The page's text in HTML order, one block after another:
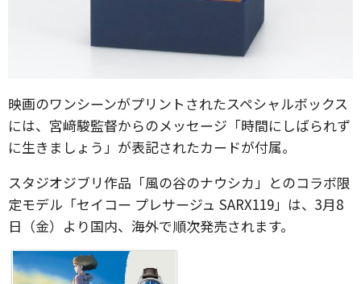
映画のワンシーンがプリントされたスペシャルボックス
には、宮﨑駿監督からのメッセージ「時間にしばられず
に生きましょう」が表記されたカードが付属。
スタジオジブリ作品「風の谷のナウシカ」とのコラボ限
定モデル「セイコー プレサージュ SARX119」は、3月8
日（金）より国内、海外で順次発売されます。